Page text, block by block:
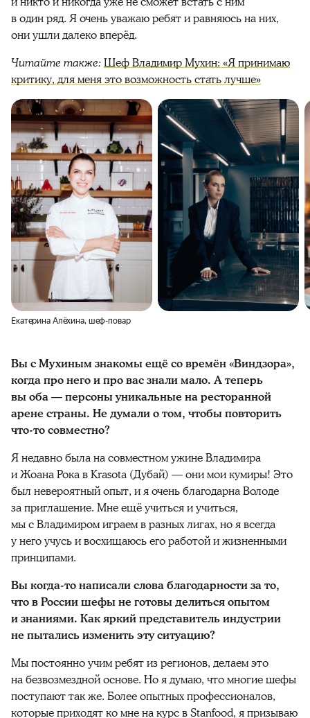
в один ряд. Я очень уважаю ребят и равняюсь на них,
они ушли далеко вперёд.
Читайте также:Шеф Владимир Мухин: «Я принимаю
критику, для меня это возможность стать лучше»
Екатерина Алёхина, шеф-повар
Вы с Мухиным знакомы ещё со времён «Виндзора»,
когда про него и про вас знали мало. А теперь
вы оба — персоны уникальные на ресторанной
арене страны. Не думали о том, чтобы повторить
что-то совместно?
Я недавно была на совместном ужине Владимира
и Жоана Рока в Krasota (Дубай) — они мои кумиры! Это
был невероятный опыт, и я очень благодарна Володе
за приглашение. Мне ещё учиться и учиться,
мы с Владимиром играем в разных лигах, но я всегда
у него учусь и восхищаюсь его работой и жизненными
принципами.
Вы когда-то написали слова благодарности за то,
что в России шефы не готовы делиться опытом
и знаниями. Как яркий представитель индустрии
не пытались изменить эту ситуацию?
Мы постоянно учим ребят из регионов, делаем это
на безвозмездной основе. Но я думаю, что многие шефы
поступают так же. Более опытных профессионалов,
которые приходят ко мне на курс в Stanfood, я призываю